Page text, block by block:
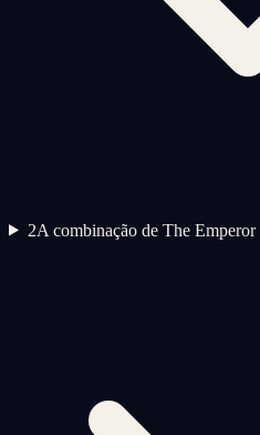
2A combinação de The